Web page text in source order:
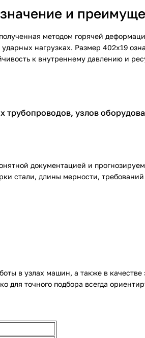
и
методом горячей
нагрузках. Размер 402х19
к внутреннему давлению и
трубопроводов, узлов
документацией и
стали, длины мерности,
в узлах машин, а также в качестве
для точного подбора всегда